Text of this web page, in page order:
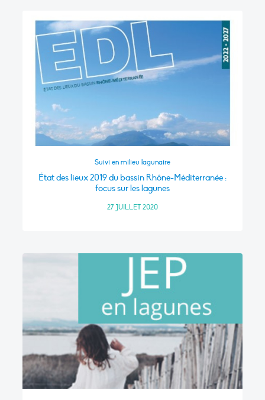
Suivi en milieu lagunaire
État des lieux 2019 du bassin Rhône-Méditerranée :
focus sur les lagunes
27 JUILLET 2020